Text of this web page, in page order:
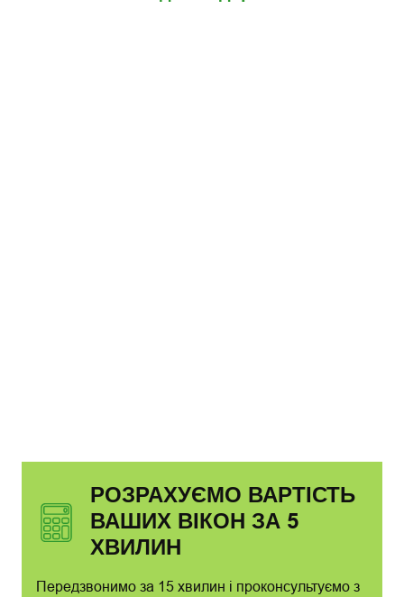
РОЗРАХУЄМО ВАРТІСТЬ
ВАШИХ ВІКОН ЗА 5
ХВИЛИН
Передзвонимо за 15 хвилин і проконсультуємо з